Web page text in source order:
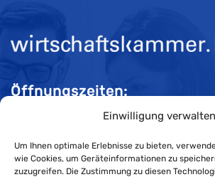
Einwilligung verwalten
Um Ihnen optimale Erlebnisse zu bieten,
wie Cookies, um Geräteinformationen zu
zuzugreifen. Die Zustimmung zu diesen
Öffnungszeiten:
Mo-Do 08:00 bis 11:30 und 13:30 bis 16:30
Fr 08:00 bis 11:30 und 13:30 bis 16:00 Uhr